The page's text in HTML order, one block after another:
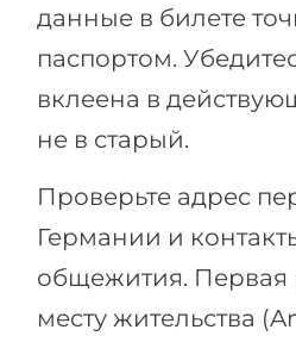
данные в билете
паспортом.
вклеена в
не в старый.
Проверьте адрес
Германии и
общежития. Первая
месту жительства